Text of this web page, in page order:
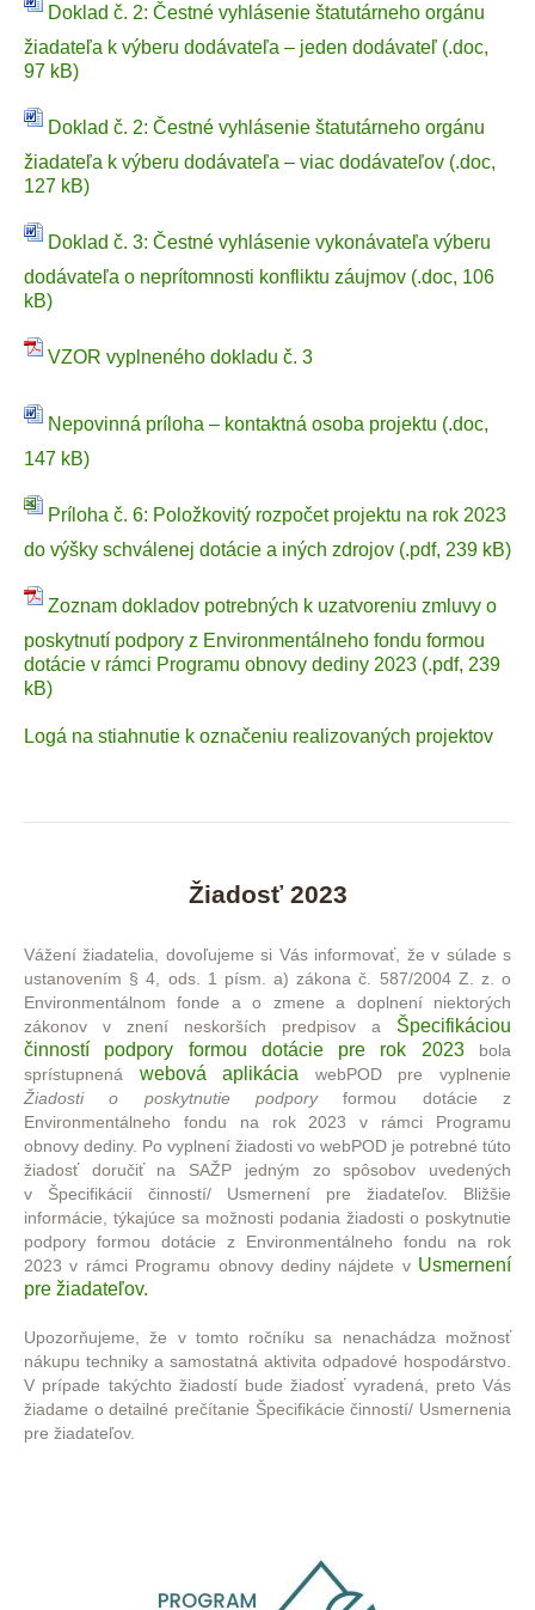
Doklad č. 2: Čestné vyhlásenie štatutárneho orgánu
žiadateľa k výberu dodávateľa – jeden dodávateľ (.doc,
97 kB)
Doklad č. 2: Čestné vyhlásenie štatutárneho orgánu
žiadateľa k výberu dodávateľa – viac dodávateľov (.doc,
127 kB)
Doklad č. 3: Čestné vyhlásenie vykonávateľa výberu
dodávateľa o neprítomnosti konfliktu záujmov (.doc, 106
kB)
VZOR vyplneného dokladu č. 3
Nepovinná príloha – kontaktná osoba projektu (.doc,
147 kB)
Príloha č. 6: Položkovitý rozpočet projektu na rok 2023
do výšky schválenej dotácie a iných zdrojov (.pdf, 239 kB)
Zoznam dokladov potrebných k uzatvoreniu zmluvy o
poskytnutí podpory z Environmentálneho fondu formou
dotácie v rámci Programu obnovy dediny 2023 (.pdf, 239
kB)
Logá na stiahnutie k označeniu realizovaných projektov
Žiadosť 2023
Vážení žiadatelia, dovoľujeme si Vás informovať, že v súlade s
ustanovením § 4, ods. 1 písm. a) zákona č. 587/2004 Z. z. o
Environmentálnom fonde a o zmene a doplnení niektorých
zákonov v znení neskorších predpisov a Špecifikáciou
činností podpory formou dotácie pre rok 2023bola
sprístupnená webová aplikácia webPOD pre vyplnenie
Žiadosti o poskytnutie podporyformou dotácie z
Environmentálneho fondu na rok 2023 v rámci Programu
obnovy dediny. Po vyplnení žiadosti vo webPOD je potrebné túto
žiadosť doručiť na SAŽP jedným zo spôsobov uvedených
v Špecifikácií činností/ Usmernení pre žiadateľov. Bližšie
informácie, týkajúce sa možnosti podania žiadosti o poskytnutie
podpory formou dotácie z Environmentálneho fondu na rok
2023 v rámci Programu obnovy dediny nájdete v Usmernení
pre žiadateľov.
Upozorňujeme, že v tomto ročníku sa nenachádza možnosť
nákupu techniky a samostatná aktivita odpadové hospodárstvo.
V prípade takýchto žiadostí bude žiadosť vyradená, preto Vás
žiadame o detailné prečítanie Špecifikácie činností/ Usmernenia
pre žiadateľov.